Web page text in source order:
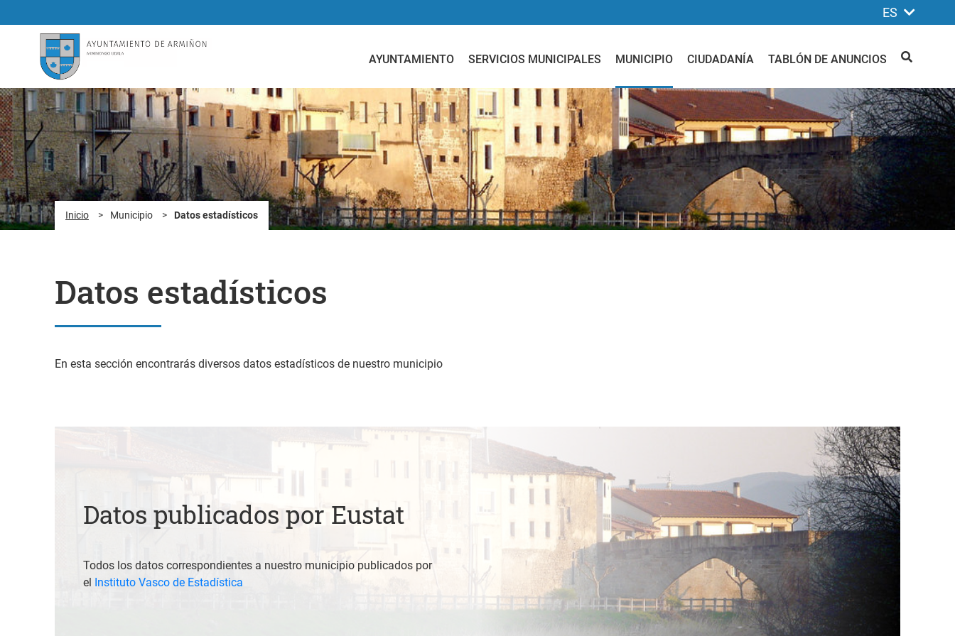
ES
AYUNTAMIENTO SERVICIOS MUNICIPALES MUNICIPIO CIUDADANÍA TABLÓN DE ANUNCIOS BUSCAR
Inicio > Municipio > Datos estadísticos
Datos estadísticos
En esta sección encontrarás diversos datos estadísticos de nuestro municipio
Datos publicados por Eustat
Todos los datos correspondientes a nuestro municipio publicados por
el
Instituto Vasco de Estadística